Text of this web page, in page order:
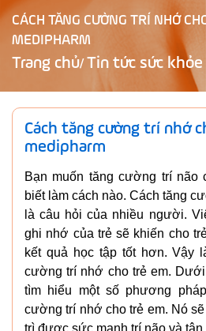
CÁCH TĂNG CƯỜNG TRÍ NHỚ
MEDIPHARM
Trang chủ/ Tin tức sức
Cách tăng cường trí nhớ
medipharm
Bạn muốn tăng cường trí não
biết làm cách nào. Cách tăng
là câu hỏi của nhiều người.
ghi nhớ của trẻ sẽ khiến cho
kết quả học tập tốt hơn. Vậy
cường trí nhớ cho trẻ em.
tìm hiểu một số phương
cường trí nhớ cho trẻ em. Nó
trì được sức mạnh trí não và